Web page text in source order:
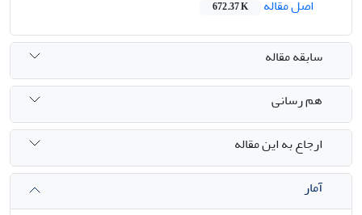
اصل مقاله
672.37 K
سابقه مقاله
هم رسانی
ارجاع به این مقاله
آمار